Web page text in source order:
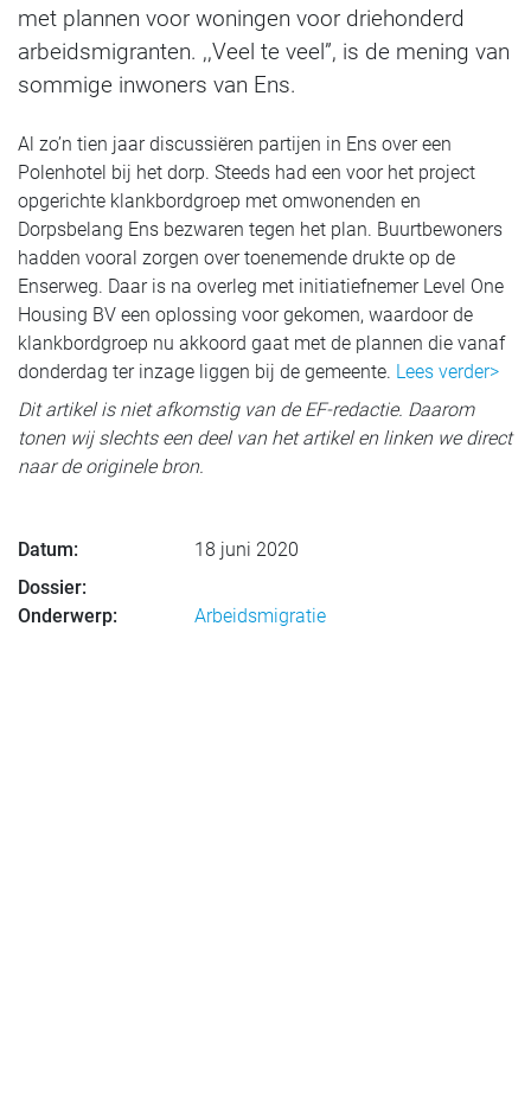
met plannen voor woningen voor driehonderd
arbeidsmigranten. ,,Veel te veel”, is de mening van
sommige inwoners van Ens.
Al zo’n tien jaar discussiëren partijen in Ens over een
Polenhotel bij het dorp. Steeds had een voor het project
opgerichte klankbordgroep met omwonenden en
Dorpsbelang Ens bezwaren tegen het plan. Buurtbewoners
hadden vooral zorgen over toenemende drukte op de
Enserweg. Daar is na overleg met initiatiefnemer Level One
Housing BV een oplossing voor gekomen, waardoor de
klankbordgroep nu akkoord gaat met de plannen die vanaf
donderdag ter inzage liggen bij de gemeente. Lees verder>
Dit artikel is niet afkomstig van de EF-redactie. Daarom
tonen wij slechts een deel van het artikel en linken we direct
naar de originele bron.
Datum:
18 juni 2020
Dossier:
Onderwerp:
Arbeidsmigratie